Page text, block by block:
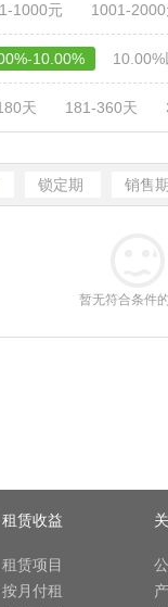
1000元 1001-
10.00%
天 181-360天
锁定期 销售
暂无符合条件
租赁收益
租赁项目
按月付租